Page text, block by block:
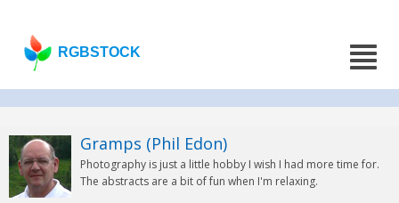
RGBSTOCK
Gramps (Phil Edon)
Photography is just a little hobby I wish I had more time for.
The abstracts are a bit of fun when I'm relaxing.